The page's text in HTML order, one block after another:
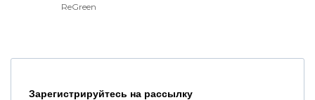
ReGreen
Зарегистрируйтесь на рассылку